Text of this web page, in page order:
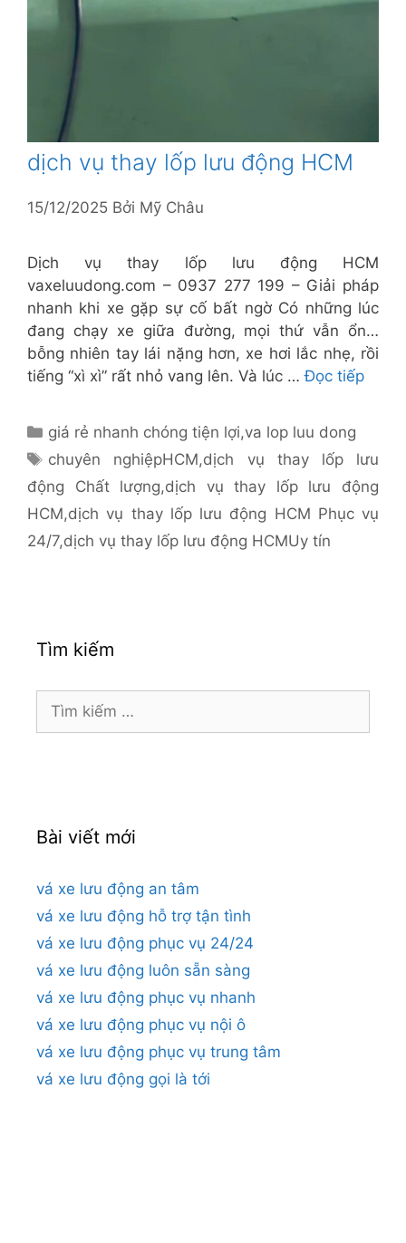
dịch vụ thay lốp lưu động HCM
15/12/2025 Bởi Mỹ Châu
Dịch vụ thay lốp lưu động HCM
vaxeluudong.com – 0937 277 199 – Giải pháp
nhanh khi xe gặp sự cố bất ngờ Có những lúc
đang chạy xe giữa đường, mọi thứ vẫn ổn…
bỗng nhiên tay lái nặng hơn, xe hơi lắc nhẹ, rồi
tiếng “xì xì” rất nhỏ vang lên. Và lúc …Đọc tiếp
Danh
mục
giá rẻ nhanh chóng tiện lợi,va lop luu dong
Thẻ
chuyên nghiệpHCM,dịch vụ thay lốp lưu
động Chất lượng,dịch vụ thay lốp lưu động
HCM,dịch vụ thay lốp lưu động HCM Phục vụ
24/7,dịch vụ thay lốp lưu động HCMUy tín
Tìm kiếm
Tìm
kiếm
Bài viết mới
vá xe lưu động an tâm
vá xe lưu động hỗ trợ tận tình
vá xe lưu động phục vụ 24/24
vá xe lưu động luôn sẵn sàng
vá xe lưu động phục vụ nhanh
vá xe lưu động phục vụ nội ô
vá xe lưu động phục vụ trung tâm
vá xe lưu động gọi là tới